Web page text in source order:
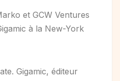
et GCW Ventures
à la New-York
Gigamic, éditeur